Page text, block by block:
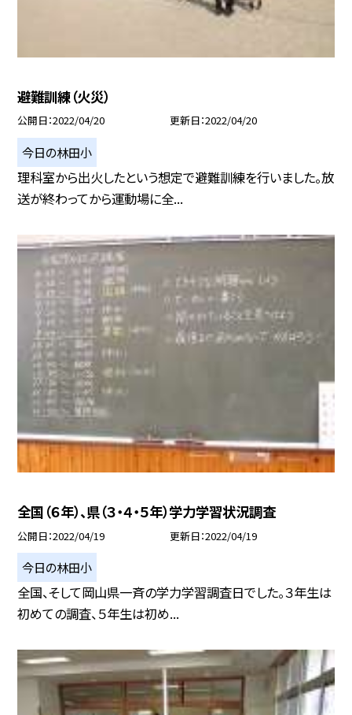
避難訓練（火災）
公開日 2022/04/20 更新日 2022/04/20
今日の林田小
理科室から出火したという想定で避難訓練を行いました。放
送が終わってから運動場に全...
全国（６年）、県（３・４・５年）学力学習状況調査
公開日 2022/04/19 更新日 2022/04/19
今日の林田小
全国、そして岡山県一斉の学力学習調査日でした。３年生は
初めての調査、５年生は初め...